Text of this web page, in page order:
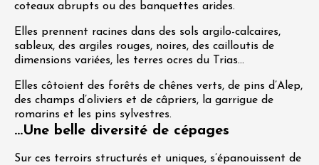
coteaux abrupts ou des banquettes arides.
Elles prennent racines dans des sols argilo-calcaires,
sableux, des argiles rouges, noires, des cailloutis de
dimensions variées, les terres ocres du Trias…
Elles côtoient des forêts de chênes verts, de pins d’Alep,
des champs d’oliviers et de câpriers, la garrigue de
romarins et les pins sylvestres.
...Une belle diversité de cépages
Sur ces terroirs structurés et uniques, s’épanouissent de